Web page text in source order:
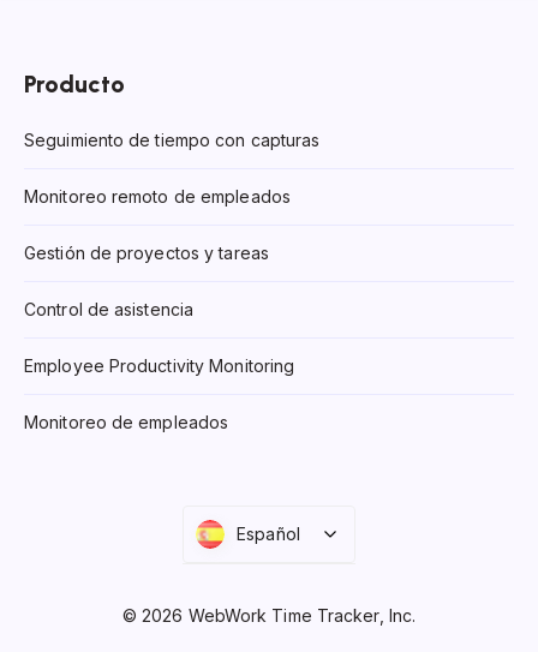
Producto
Seguimiento de tiempo con capturas
Monitoreo remoto de empleados
Gestión de proyectos y tareas
Control de asistencia
Employee Productivity Monitoring
Monitoreo de empleados
Español
© 2026 WebWork Time Tracker, Inc.